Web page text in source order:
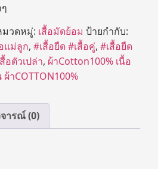
วดหมู่: เสื้อมัดย้อม ป้ายกำกับ:
แม่ลูก, #เสื้อยืด #เสื้อคู่, #เสื้อยืด
อตัวเปล่า, ผ้าCotton100% เนื้อ
าCOTTON100%
ารณ์ (0)